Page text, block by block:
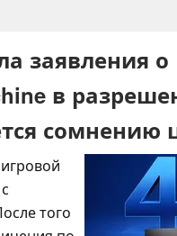
заявления о
в
сомнению
того